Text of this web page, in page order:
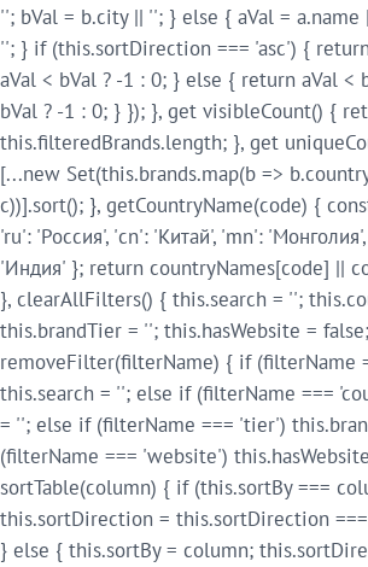
''; bVal = b.city || ''; } else { aVal = a.name
''; } if (this.sortDirection === 'asc') {
aVal < bVal ? -1 : 0; } else { return aVal <
bVal ? -1 : 0; } }); }, get visibleCount() {
this.filteredBrands.length; }, get
[...new Set(this.brands.map(b =>
c))].sort(); }, getCountryName(code) {
'ru': 'Россия', 'cn': 'Китай', 'mn':
'Индия' }; return countryNames[code] ||
}, clearAllFilters() { this.search = '';
this.brandTier = ''; this.hasWebsite =
removeFilter(filterName) { if (filterName
this.search = ''; else if (filterName ===
= ''; else if (filterName === 'tier')
(filterName === 'website')
sortTable(column) { if (this.sortBy ===
this.sortDirection = this.sortDirection ===
} else { this.sortBy = column;